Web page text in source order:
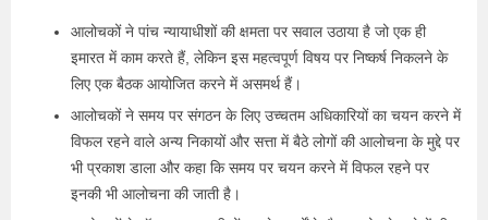
आलोचकों ने पांच न्यायाधीशों की क्षमता पर सवाल उठाया है जो एक ही
इमारत में काम करते हैं, लेकिन इस महत्वपूर्ण विषय पर निष्कर्ष निकलने के
लिए एक बैठक आयोजित करने में असमर्थ हैं।
आलोचकों ने समय पर संगठन के लिए उच्चतम अधिकारियों का चयन करने में
विफल रहने वाले अन्य निकायों और सत्ता में बैठे लोगों की आलोचना के मुद्दे पर
भी प्रकाश डाला और कहा कि समय पर चयन करने में विफल रहने पर
इनकी भी आलोचना की जाती है।